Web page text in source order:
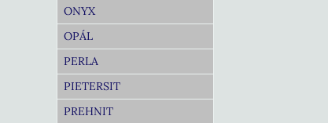
ONYX
OPÁL
PERLA
PIETERSIT
PREHNIT